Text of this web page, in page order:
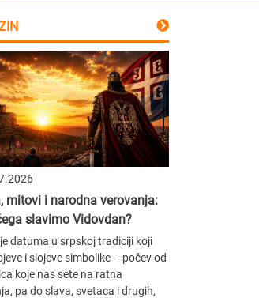
mitovi i narodna verovanja:
slavimo Vidovdan?
datuma u srpskoj tradiciji koji
i slojeve simbolike – počev od
koje nas sete na ratna
pa do slava, svetaca i drugih,